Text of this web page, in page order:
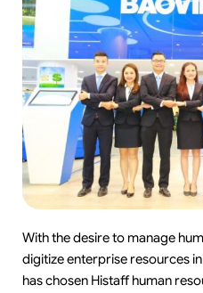
With the desire to manage
digitize enterprise resources
has chosen Histaff human